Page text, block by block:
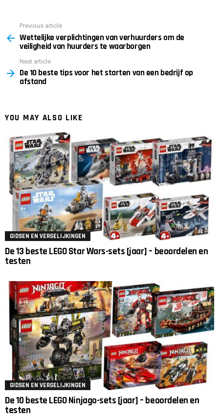
more
Previous article
Wettelijke verplichtingen van verhuurders om de
veiligheid van huurders te waarborgen
Next article
De 10 beste tips voor het starten van een bedrijf op
afstand
YOU MAY ALSO LIKE
GIDSEN EN VERGELIJKINGEN
De 13 beste LEGO Star Wars-sets [jaar] – beoordelen en
testen
GIDSEN EN VERGELIJKINGEN
De 10 beste LEGO Ninjago-sets [jaar] – beoordelen en
testen